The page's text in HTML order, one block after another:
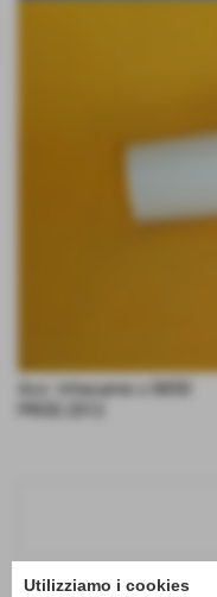
Acc: tritacarne x IM30
PROD.2012
Utilizziamo i cookies